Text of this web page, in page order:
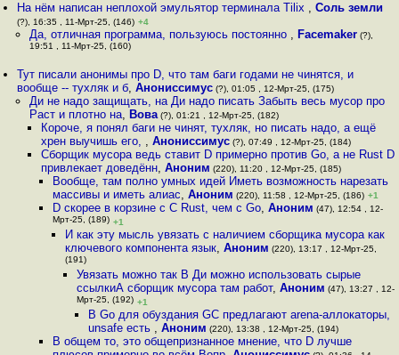
На нём написан неплохой эмульятор терминала Tilix ,Соль земли
(?), 16:35 , 11-Мрт-25, (146) +4
Да, отличная программа, пользуюсь постоянно , Facemaker(?),
19:51 , 11-Мрт-25, (160)
Тут писали анонимы про D, что там баги годами не чинятся, и
вообще -- тухляк и б,Анониссимус (?), 01:05 , 12-Мрт-25, (175)
Ди не надо защищать, на Ди надо писать Забыть весь мусор про
Раст и плотно на, Вова(?), 01:21 , 12-Мрт-25, (182)
Короче, я понял баги не чинят, тухляк, но писать надо, а ещё
хрен выучишь его, , Анониссимус(?), 07:49 , 12-Мрт-25, (184)
Сборщик мусора ведь ставит D примерно против Go, а не Rust D
привлекает доведённ, Аноним (220), 11:20 , 12-Мрт-25, (185)
Вообще, там полно умных идей Иметь возможность нарезать
массивы и иметь алиас,Аноним (220), 11:58 , 12-Мрт-25, (186) +1
D скорее в корзине с C Rust, чем с Go,Аноним (47), 12:54 , 12-
Мрт-25, (189) +1
И как эту мысль увязать с наличием сборщика мусора как
ключевого компонента язык, Аноним (220), 13:17 , 12-Мрт-25,
(191)
Увязать можно так В Ди можно использовать сырые
ссылкиА сборщик мусора там работ, Аноним (47), 13:27 , 12-
Мрт-25, (192) +1
В Go для обуздания GC предлагают arena-аллокаторы,
unsafe есть ,Аноним (220), 13:38 , 12-Мрт-25, (194)
В общем то, это общепризнанное мнение, что D лучше